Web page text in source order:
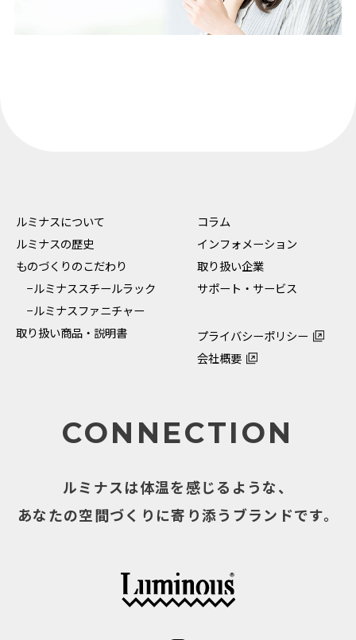
ルミナスについて
ルミナスの歴史
ものづくりのこだわり
−ルミナススチールラック
−ルミナスファニチャー
取り扱い商品・説明書
コラム
インフォメーション
取り扱い企業
サポート・サービス
プライバシーポリシー
会社概要
CONNECTION
ルミナスは体温を感じるような、
あなたの空間づくりに寄り添うブランドです。